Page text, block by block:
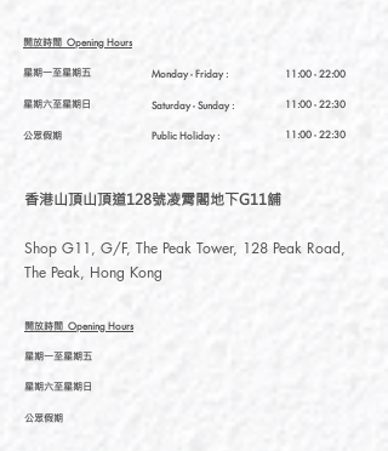
11:00 - 22:00
11:00 - 22:30
11:00 - 22:30
開放時間 Opening Hours
星期一至星期五
星期六至星期日
公眾假期
Monday - Friday :
Saturday- Sunday :
Public Holiday :
香港山頂山頂道128號凌霄閣地下G11舖
Shop G11, G/F, The Peak Tower, 128 Peak Road,
The Peak, Hong Kong
開放時間 Opening Hours
星期一至星期五
星期六至星期日
公眾假期